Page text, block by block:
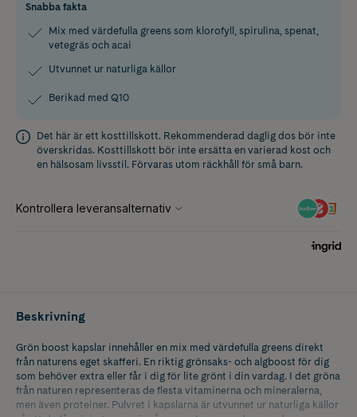
Snabba fakta
Mix med värdefulla greens som klorofyll, spirulina, spenat,
vetegräs och acai
Utvunnet ur naturliga källor
Berikad med Q10
Det här är ett kosttillskott. Rekommenderad daglig dos bör inte
överskridas. Kosttillskott bör inte ersätta en varierad kost och
en hälsosam livsstil. Förvaras utom räckhåll för små barn.
Beskrivning
Grön boost kapslar innehåller en mix med värdefulla greens direkt
från naturens eget skafferi. En riktig grönsaks- och algboost för dig
som behöver extra eller får i dig för lite grönt i din vardag. I det gröna
från naturen representeras de flesta vitaminerna och mineralerna,
men även proteiner. Pulvret i kapslarna är utvunnet ur naturliga källor